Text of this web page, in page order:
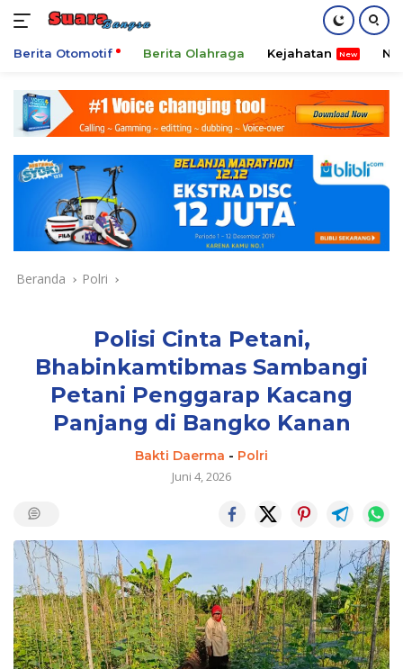
konten
Berita Otomotif Berita Olahraga Kejahatan
Beranda Polri
Polisi Cinta Petani,
Bhabinkamtibmas Sambangi
Petani Penggarap Kacang
Panjang di Bangko Kanan
Bakti Daerma - Polri
Juni 4, 2026